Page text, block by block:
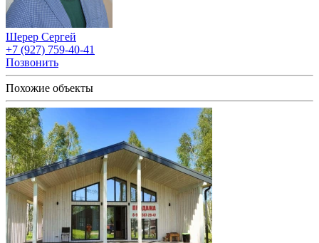
Шерер Сергей
+7 (927) 759-40-41
Позвонить
Похожие объекты